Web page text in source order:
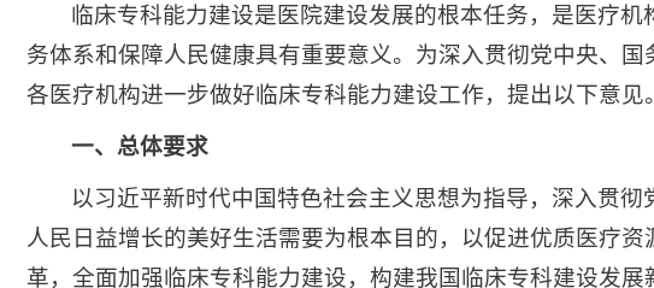
临床专科能力建设是医院建设发展的根本任务，是医疗
务体系和保障人民健康具有重要意义。为深入贯彻党中央、
各医疗机构进一步做好临床专科能力建设工作，提出以下意见。
一、总体要求
以习近平新时代中国特色社会主义思想为指导，深入贯
人民日益增长的美好生活需要为根本目的，以促进优质医疗
革，全面加强临床专科能力建设，构建我国临床专科建设发